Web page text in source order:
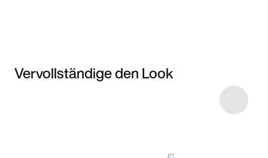
Vervollständige den Look